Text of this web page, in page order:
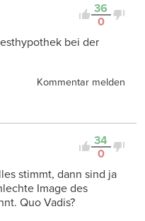
36
0
bei der
Kommentar melden
34
0
stimmt, dann sind ja
Image des
Quo Vadis?